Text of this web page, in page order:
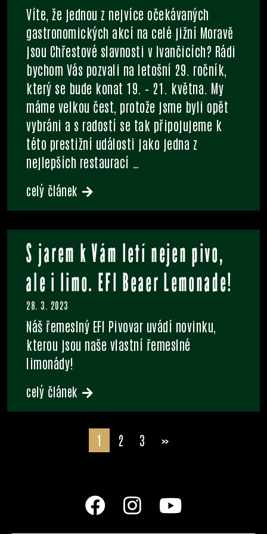
Víte, že jednou z nejvíce očekávaných
gastronomických akcí na celé jižní Moravě
jsou Chřestové slavnosti v Ivančicích? Rádi
bychom Vás pozvali na letošní 29. ročník,
který se bude konat 19. – 21. května. My
máme velkou čest, protože jsme byli opět
vybráni a s radostí se tak připojujeme k
této prestižní události jako jedna z
nejlepších restaurací
celý článek
S jarem k Vám letí nejen pivo,
ale i limo. EFI Beaer Lemonade!
28. 3. 2023
Náš řemeslný EFI Pivovar uvádí novinku,
kterou jsou naše vlastní řemeslné
limonády!
celý článek
1 2 3 »